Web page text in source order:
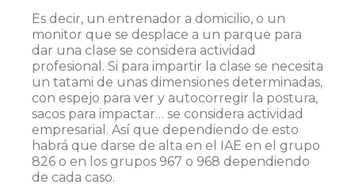
Es decir, un entrenador a domicilio, o un
monitor que se desplace a un parque para
dar una clase se considera actividad
profesional. Si para impartir la clase se necesita
un tatami de unas dimensiones determinadas,
con espejo para ver y autocorregir la postura,
sacos para impactar… se considera actividad
empresarial. Así que dependiendo de esto
habrá que darse de alta en el IAE en el grupo
826 o en los grupos 967 o 968 dependiendo
de cada caso.